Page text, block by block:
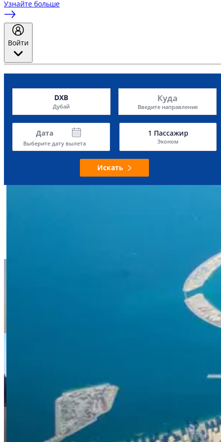
Узнайте больше
Войти
DXB
Дубай
Куда
Введите направление
Дата
Выберите дату вылета
1 Пассажир
Эконом
Искать